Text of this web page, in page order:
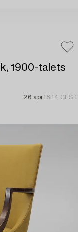
1900-talets
26 apr18:14 CEST